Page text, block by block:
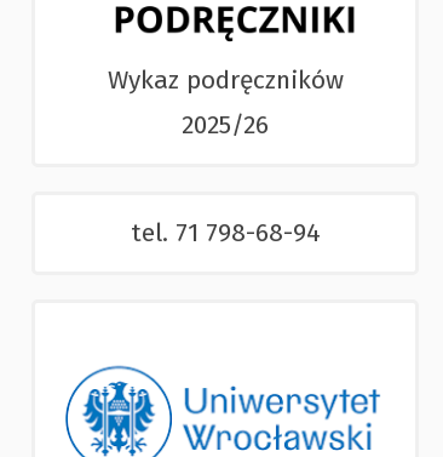
Wykaz podręczników
2025/26
tel. 71 798-68-94